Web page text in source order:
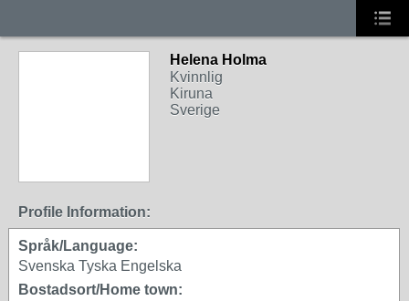
Helena Holma
Kvinnlig
Kiruna
Sverige
Profile Information:
Språk/Language:
Svenska Tyska Engelska
Bostadsort/Home town: